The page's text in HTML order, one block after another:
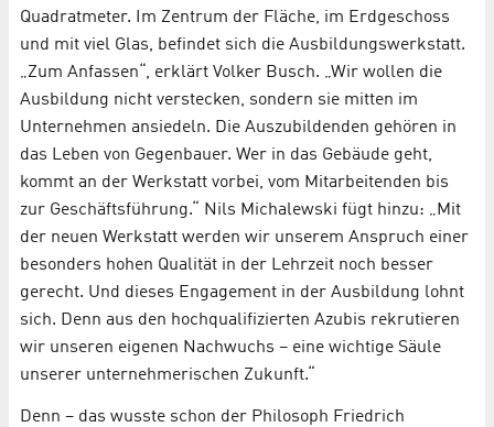
Quadratmeter. Im Zentrum der Fläche, im Erdgeschoss
und mit viel Glas, befindet sich die Ausbildungswerkstatt.
„Zum Anfassen“, erklärt Volker Busch. „Wir wollen die
Ausbildung nicht verstecken, sondern sie mitten im
Unternehmen ansiedeln. Die Auszubildenden gehören in
das Leben von Gegenbauer. Wer in das Gebäude geht,
kommt an der Werkstatt vorbei, vom Mitarbeitenden bis
zur Geschäftsführung.“ Nils Michalewski fügt hinzu: „Mit
der neuen Werkstatt werden wir unserem Anspruch einer
besonders hohen Qualität in der Lehrzeit noch besser
gerecht. Und dieses Engagement in der Ausbildung lohnt
sich. Denn aus den hochqualifizierten Azubis rekrutieren
wir unseren eigenen Nachwuchs – eine wichtige Säule
unserer unternehmerischen Zukunft.“
Denn – das wusste schon der Philosoph Friedrich